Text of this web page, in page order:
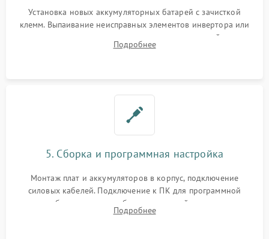
Установка новых аккумуляторных батарей с зачисткой
клемм. Выпаивание неисправных элементов инвертора или
цепи зарядки и монтаж новых радиодеталей.
Восстановление поврежденных токоведущих дорожек и
Подробнее
5. Сборка и программная настройка
Монтаж плат и аккумуляторов в корпус, подключение
силовых кабелей. Подключение к ПК для программной
калибровки констант батареи, настройки порогов
срабатывания AVR и сброса счетчиков старения АКБ.
Подробнее